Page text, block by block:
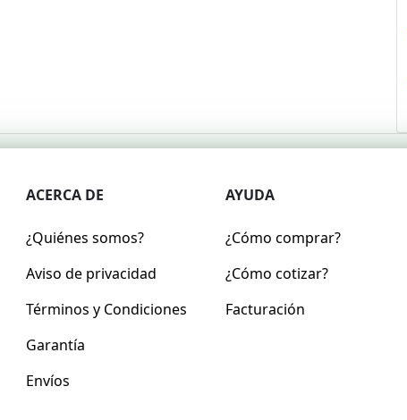
ACERCA DE
¿Quiénes somos?
Aviso de privacidad
Términos y Condiciones
Garantía
Envíos
AYUDA
¿Cómo comprar?
¿Cómo cotizar?
Facturación